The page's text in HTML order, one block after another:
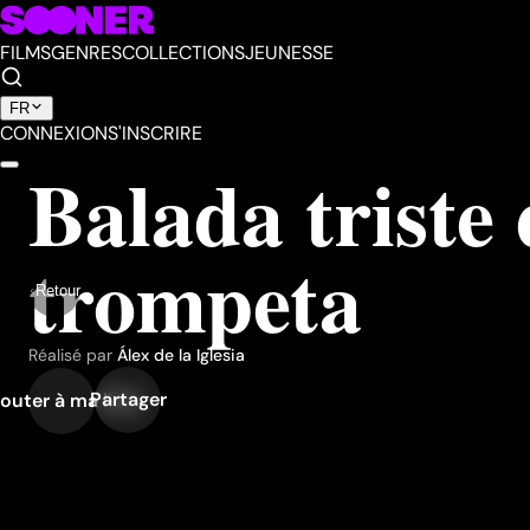
FILMSGENRESCOLLECTIONSJEUNESSE
FR
CONNEXIONS'INSCRIRE
Retour
Balada triste
trompeta
Réalisé par Álex de la Iglesia
à ma liste
Partager